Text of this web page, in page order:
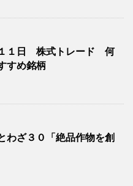
１日 株式トレード 何
すめ銘柄
わざ３０「絶品作物を創